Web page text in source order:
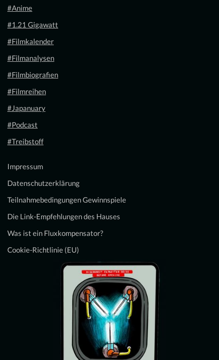
#Anime
#1.21 Gigawatt
#Filmkalender
#Filmanalysen
#Filmbiografien
#Filmreihen
#Japanuary
#Podcast
#Treibstoff
Impressum
Datenschutzerklärung
Teilnahmebedingungen Gewinnspiele
Die Link-Empfehlungen des Hauses
Was ist ein Fluxkompensator?
Cookie-Richtlinie (EU)